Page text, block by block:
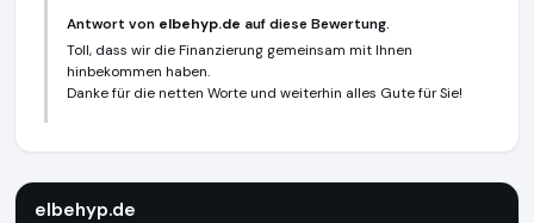
Antwort von elbehyp.de auf diese Bewertung.
Toll, dass wir die Finanzierung gemeinsam mit Ihnen
hinbekommen haben.
Danke für die netten Worte und weiterhin alles Gute für Sie!
elbehyp.de